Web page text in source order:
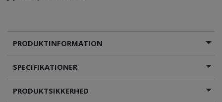
PRODUKTINFORMATION
SPECIFIKATIONER
PRODUKTSIKKERHED